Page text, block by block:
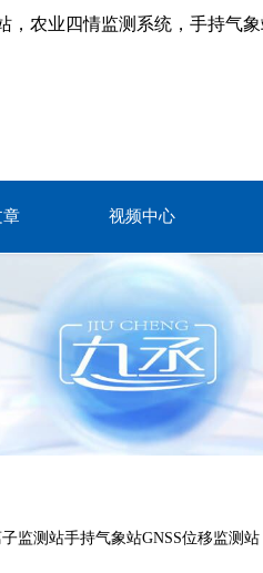
农业四情监测系统，手持气
章 视频中心
监测站手持气象站GNSS位移监测站